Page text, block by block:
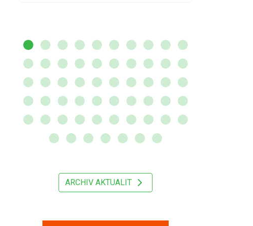
ARCHIV AKTUALIT